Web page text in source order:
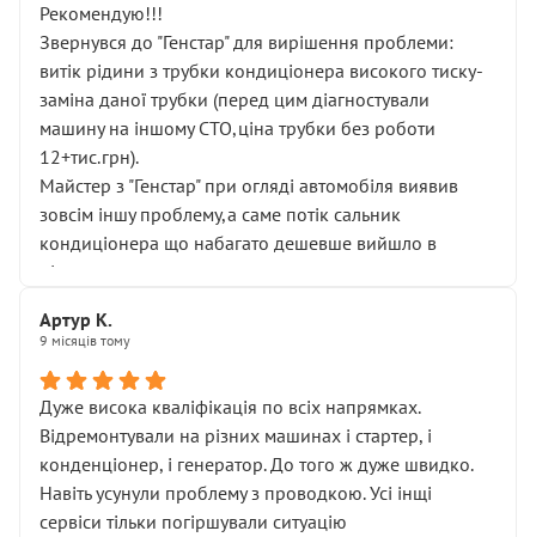
Рекомендую!!!
Звернувся до "Генстар" для вирішення проблеми:
витік рідини з трубки кондиціонера високого тиску-
заміна даної трубки (перед цим діагностували
машину на іншому СТО,ціна трубки без роботи
12+тис.грн).
Майстер з "Генстар" при огляді автомобіля виявив
зовсім іншу проблему,а саме потік сальник
кондиціонера що набагато дешевше вийшло в
підсумку.
Артур К.
9 місяців тому
Дуже висока кваліфікація по всіх напрямках.
Відремонтували на різних машинах і стартер, і
конденціонер, і генератор. До того ж дуже швидко.
Навіть усунули проблему з проводкою. Усі інщі
сервіси тільки погіршували ситуацію